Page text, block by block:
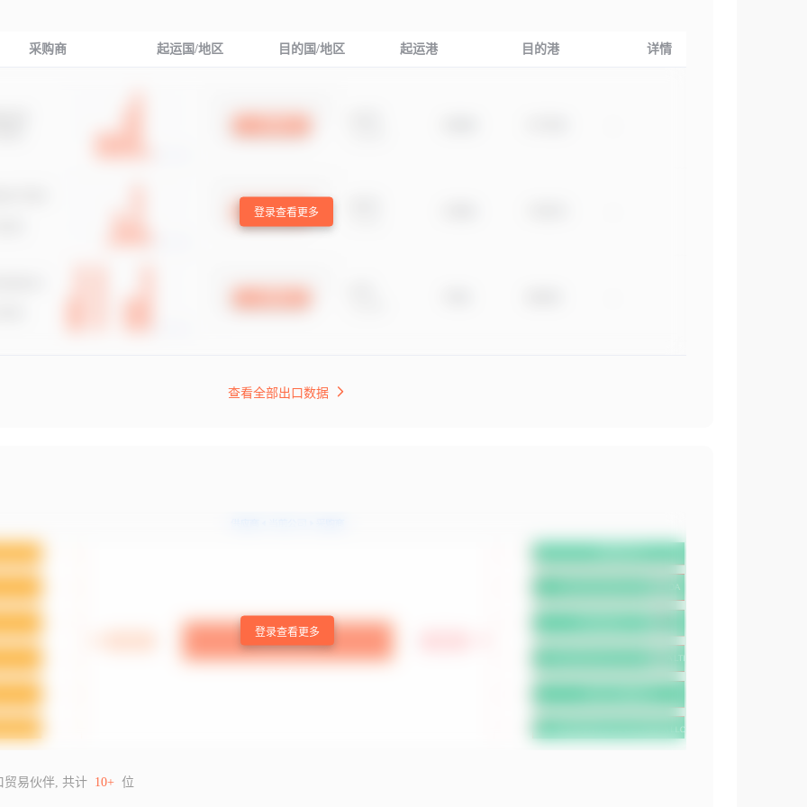
采购商 起运国/地区 目的国/地区 起运港 目的港 详情
登录查看更多
查看全部出口数据
登录查看更多
贸易伙伴, 共计 10+ 位